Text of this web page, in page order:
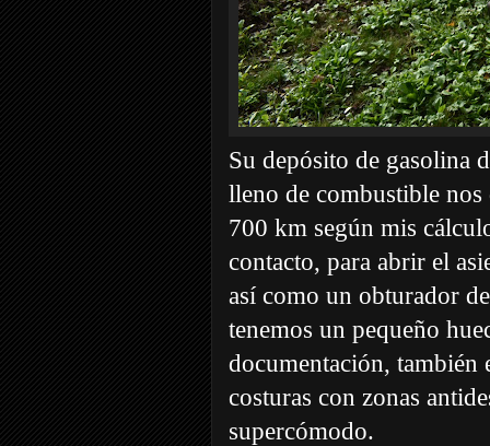
Su depósito de gasolina
lleno de combustible
700 km según mis
contacto, para abrir el
así como un obturador
tenemos un pequeño
documentación, también
costuras con zonas
supercómodo.